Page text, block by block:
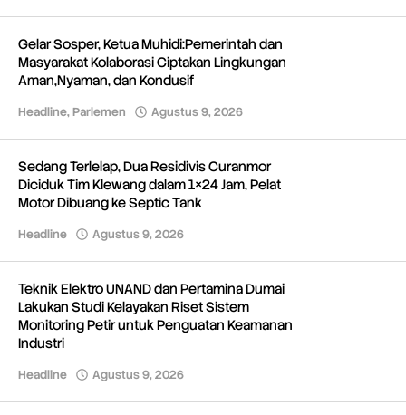
Gelar Sosper, Ketua Muhidi:Pemerintah dan
Masyarakat Kolaborasi Ciptakan Lingkungan
Aman,Nyaman, dan Kondusif
Headline,Parlemen Agustus 9, 2026
Sedang Terlelap, Dua Residivis Curanmor
Diciduk Tim Klewang dalam 1×24 Jam, Pelat
Motor Dibuang ke Septic Tank
Headline Agustus 9, 2026
Teknik Elektro UNAND dan Pertamina Dumai
Lakukan Studi Kelayakan Riset Sistem
Monitoring Petir untuk Penguatan Keamanan
Industri
Headline Agustus 9, 2026